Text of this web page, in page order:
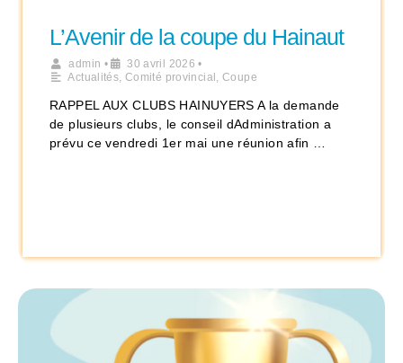
L’Avenir de la coupe du Hainaut
admin • 30 avril 2026 •
Actualités, Comité provincial , Coupe
RAPPEL AUX CLUBS HAINUYERS A la demande
de plusieurs clubs, le conseil dAdministration a
prévu ce vendredi 1er mai une réunion afin …